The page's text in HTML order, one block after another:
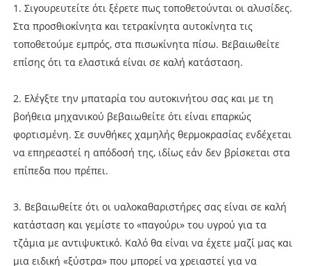
1. Σιγουρευτείτε ότι ξέρετε πως τοποθετούνται οι αλυσίδες.
Στα προσθιοκίνητα και τετρακίνητα αυτοκίνητα τις
τοποθετούμε εμπρός, στα πισωκίνητα πίσω. Βεβαιωθείτε
επίσης ότι τα ελαστικά είναι σε καλή κατάσταση.
2. Ελέγξτε την μπαταρία του αυτοκινήτου σας και με τη
βοήθεια μηχανικού βεβαιωθείτε ότι είναι επαρκώς
φορτισμένη. Σε συνθήκες χαμηλής θερμοκρασίας ενδέχεται
να επηρεαστεί η απόδοσή της, ιδίως εάν δεν βρίσκεται στα
επίπεδα που πρέπει.
3. Βεβαιωθείτε ότι οι υαλοκαθαριστήρες σας είναι σε καλή
κατάσταση και γεμίστε το «παγούρι» του υγρού για τα
τζάμια με αντιψυκτικό. Καλό θα είναι να έχετε μαζί μας και
μια ειδική «ξύστρα» που μπορεί να χρειαστεί για να